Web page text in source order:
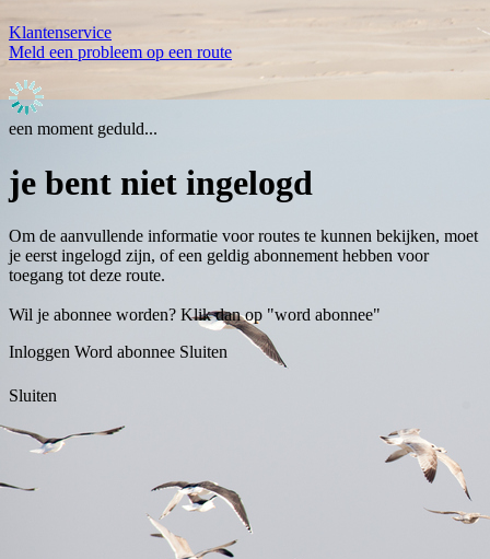
Klantenservice
Meld een probleem op een route
een moment geduld...
je bent niet ingelogd
Om de aanvullende informatie voor routes te kunnen bekijken, moet
je eerst ingelogd zijn, of een geldig abonnement hebben voor
toegang tot deze route.
Wil je abonnee worden? Klik dan op "word abonnee"
Inloggen Word abonnee Sluiten
Sluiten